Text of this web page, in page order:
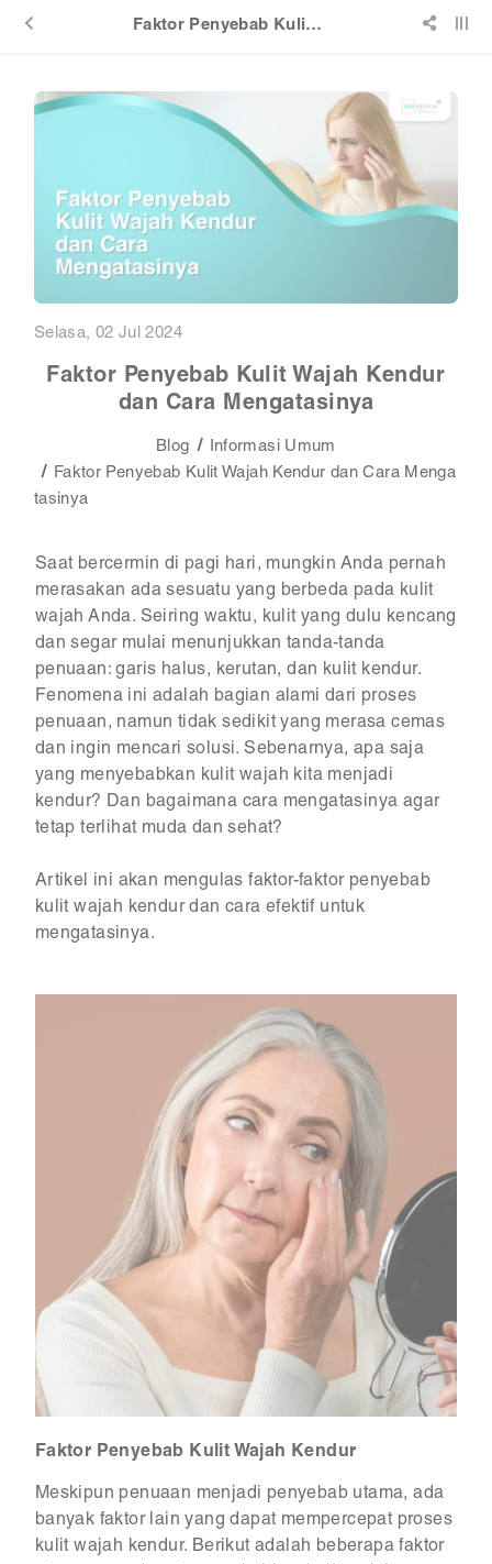
Faktor Penyebab Kulit Wajah Kendur dan Cara Mengatasinya
Selasa, 02 Jul 2024
Faktor Penyebab Kulit Wajah Kendur
dan Cara Mengatasinya
Blog
Informasi Umum
Faktor Penyebab Kulit Wajah Kendur dan Cara Menga
tasinya
Saat bercermin di pagi hari, mungkin Anda pernah
merasakan ada sesuatu yang berbeda pada kulit
wajah Anda. Seiring waktu, kulit yang dulu kencang
dan segar mulai menunjukkan tanda-tanda
penuaan: garis halus, kerutan, dan kulit kendur.
Fenomena ini adalah bagian alami dari proses
penuaan, namun tidak sedikit yang merasa cemas
dan ingin mencari solusi. Sebenarnya, apa saja
yang menyebabkan kulit wajah kita menjadi
kendur? Dan bagaimana cara mengatasinya agar
tetap terlihat muda dan sehat?
Artikel ini akan mengulas faktor-faktor penyebab
kulit wajah kendur dan cara efektif untuk
mengatasinya.
Faktor Penyebab Kulit Wajah Kendur
Meskipun penuaan menjadi penyebab utama, ada
banyak faktor lain yang dapat mempercepat proses
kulit wajah kendur. Berikut adalah beberapa faktor